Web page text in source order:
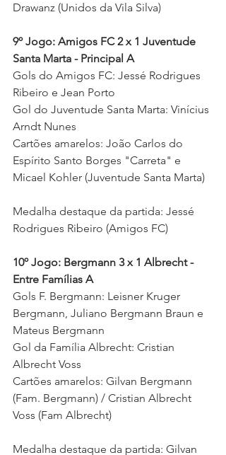
Drawanz (Unidos da Vila Silva)
9º Jogo: Amigos FC 2 x 1 Juventude
Santa Marta - Principal A
Gols do Amigos FC: Jessé Rodrigues
Ribeiro e Jean Porto
Gol do Juventude Santa Marta: Vinícius
Arndt Nunes
Cartões amarelos: João Carlos do
Espírito Santo Borges "Carreta" e
Micael Kohler (Juventude Santa Marta)
Medalha destaque da partida: Jessé
Rodrigues Ribeiro (Amigos FC)
10º Jogo: Bergmann 3 x 1 Albrecht -
Entre Famílias A
Gols F. Bergmann: Leisner Kruger
Bergmann, Juliano Bergmann Braun e
Mateus Bergmann
Gol da Família Albrecht: Cristian
Albrecht Voss
Cartões amarelos: Gilvan Bergmann
(Fam. Bergmann) / Cristian Albrecht
Voss (Fam Albrecht)
Medalha destaque da partida: Gilvan